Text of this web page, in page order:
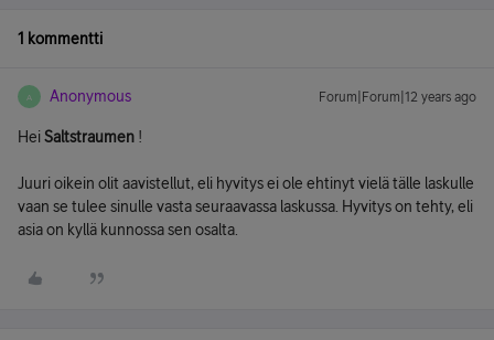
1 kommentti
A Anonymous Forum|Forum|12 years ago
HeiSaltstraumen !
Juuri oikein olit aavistellut, eli hyvitys ei ole ehtinyt vielä tälle laskulle
vaan se tulee sinulle vasta seuraavassa laskussa. Hyvitys on tehty, eli
asia on kyllä kunnossa sen osalta.